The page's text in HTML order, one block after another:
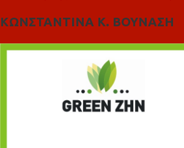
ΚΩΝΣΤΑΝΤΙΝΑ Κ. ΒΟΥΝΑΣΗ